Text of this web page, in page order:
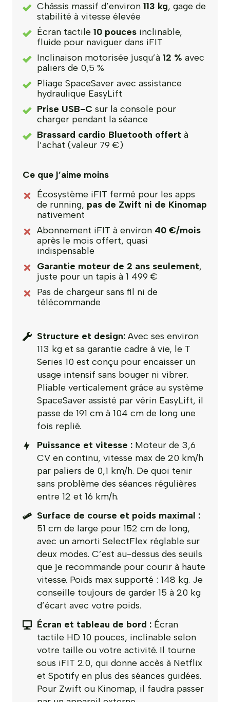
Châssis massif d’environ 113 kg, gage de
stabilité à vitesse élevée
Écran tactile 10 pouces inclinable,
fluide pour naviguer dans iFIT
Inclinaison motorisée jusqu’à 12 % avec
paliers de 0,5 %
Pliage SpaceSaver avec assistance
hydraulique EasyLift
Prise USB-C sur la console pour
charger pendant la séance
Brassard cardio Bluetooth offert à
l’achat (valeur 79 €)
Ce que j’aime moins
Écosystème iFIT fermé pour les apps
de running, pas de Zwift ni de Kinomap
nativement
Abonnement iFIT à environ 40 €/mois
après le mois offert, quasi
indispensable
Garantie moteur de 2 ans seulement,
juste pour un tapis à 1 499 €
Pas de chargeur sans fil ni de
télécommande
Structure et design: Avec ses environ
113 kg et sa garantie cadre à vie, le T
Series 10 est conçu pour encaisser un
usage intensif sans bouger ni vibrer.
Pliable verticalement grâce au système
SpaceSaver assisté par vérin EasyLift, il
passe de 191 cm à 104 cm de long une
fois replié.
Puissance et vitesse : Moteur de 3,6
CV en continu, vitesse max de 20 km/h
par paliers de 0,1 km/h. De quoi tenir
sans problème des séances régulières
entre 12 et 16 km/h.
Surface de course et poids maximal :
51 cm de large pour 152 cm de long,
avec un amorti SelectFlex réglable sur
deux modes. C’est au-dessus des seuils
que je recommande pour courir à haute
vitesse. Poids max supporté : 148 kg. Je
conseille toujours de garder 15 à 20 kg
d’écart avec votre poids.
Écran et tableau de bord : Écran
tactile HD 10 pouces, inclinable selon
votre taille ou votre activité. Il tourne
sous iFIT 2.0, qui donne accès à Netflix
et Spotify en plus des séances guidées.
Pour Zwift ou Kinomap, il faudra passer